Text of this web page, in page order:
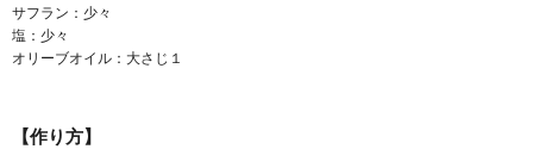
サフラン：少々
塩：少々
オリーブオイル：大さじ１
【作り方】